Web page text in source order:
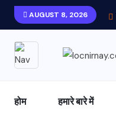
AUGUST 8, 2026
होम हमारे बारे में